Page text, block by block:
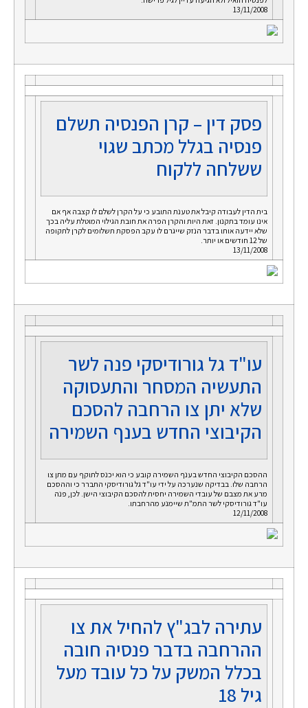
13/11/2008
פסק דין – קרן הפנסיה תשלם
פנסיה בגלל מכתב שגוי
ששלחה ללקוח
בית הדין לעבודה קיבל את טענת התובע כי על הקרן לשלם לו קצבה אף אם
אינו עומד בתקנון. זאת היות והקרן הפרה את חובת הגילוי המוטלת עליה בכך
שלא יידעה אותו בדבר הנזק שייגרם לו עקב הפסקת תשלומים לקרן לתקופה
של 12 חודשים או יותר.
13/11/2008
עו"ד גל גורודיסקי פנה לשר
התעשיה המסחר והתעסוקה
שלא יתן צו הרחבה להסכם
הקיבוצי החדש בענף השמירה
ההסכם הקיבוצי החדש בענף השמירה קובע כי הוא יכנס לתוקף עם מתן צו
הרחבה שלו. בבדיקה שנערכה על ידי עו"ד גל גורודיסקי התברר כי וההסכם
מרע את מצבם של עובדי השמירה יחסית להסכם הקיבוצי הישן. לכן, פנה
עו"ד גורודיסקי לשר התמ"ת שיימנע מהרחבתו.
12/11/2008
עתירה לבג"ץ להחיל את צו
ההרחבה בדבר פנסיה חובה
בכלל המשק על כל עובד מעל
גיל 18